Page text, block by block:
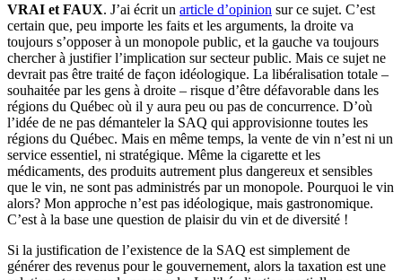
VRAI et FAUX. J’ai écrit un article d’opinion sur ce sujet. C’est
certain que, peu importe les faits et les arguments, la droite va
toujours s’opposer à un monopole public, et la gauche va toujours
chercher à justifier l’implication sur secteur public. Mais ce sujet ne
devrait pas être traité de façon idéologique. La libéralisation totale –
souhaitée par les gens à droite – risque d’être défavorable dans les
régions du Québec où il y aura peu ou pas de concurrence. D’où
l’idée de ne pas démanteler la SAQ qui approvisionne toutes les
régions du Québec. Mais en même temps, la vente de vin n’est ni un
service essentiel, ni stratégique. Même la cigarette et les
médicaments, des produits autrement plus dangereux et sensibles
que le vin, ne sont pas administrés par un monopole. Pourquoi le vin
alors? Mon approche n’est pas idéologique, mais gastronomique.
C’est à la base une question de plaisir du vin et de diversité !
Si la justification de l’existence de la SAQ est simplement de
générer des revenus pour le gouvernement, alors la taxation est une